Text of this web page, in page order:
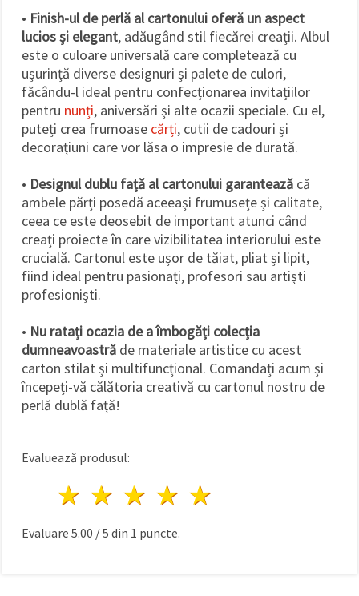
• Finish-ul de perlă al cartonului oferă un aspect
lucios și elegant, adăugând stil fiecărei creații. Albul
este o culoare universală care completează cu
ușurință diverse designuri și palete de culori,
făcându-l ideal pentru confecționarea invitațiilor
pentru nunți, aniversări și alte ocazii speciale. Cu el,
puteți crea frumoase cărți, cutii de cadouri și
decorațiuni care vor lăsa o impresie de durată.
• Designul dublu față al cartonului garantează că
ambele părți posedă aceeași frumusețe și calitate,
ceea ce este deosebit de important atunci când
creați proiecte în care vizibilitatea interiorului este
crucială. Cartonul este ușor de tăiat, pliat și lipit,
fiind ideal pentru pasionați, profesori sau artiști
profesioniști.
• Nu ratați ocazia de a îmbogăți colecția
dumneavoastră de materiale artistice cu acest
carton stilat și multifuncțional. Comandați acum și
începeți-vă călătoria creativă cu cartonul nostru de
perlă dublă față!
Evaluează produsul:
4 stele
3 stele
2 stele
1 stea
Evaluare 5.00 /5 din 1 puncte.